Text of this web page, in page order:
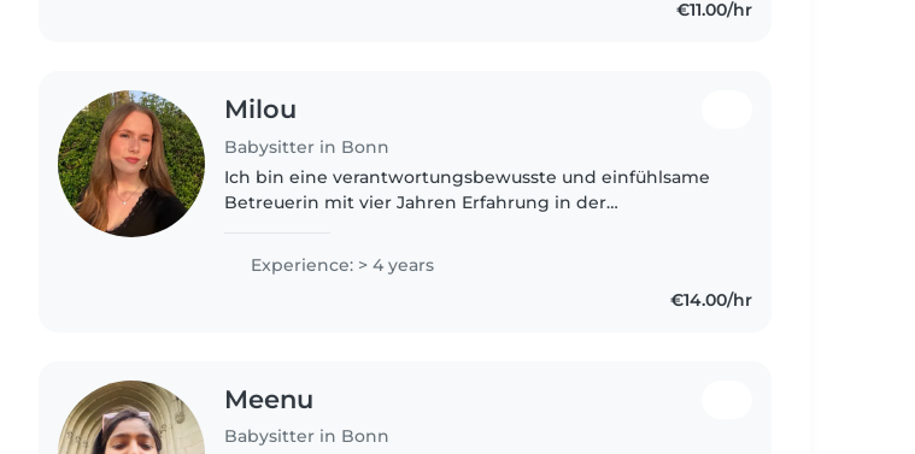
€11.00/hr
Milou
Babysitter in Bonn
Ich bin eine verantwortungsbewusste und einfühlsame
Betreuerin mit vier Jahren Erfahrung in der
Experience: > 4 years
€14.00/hr
Meenu
Babysitter in Bonn